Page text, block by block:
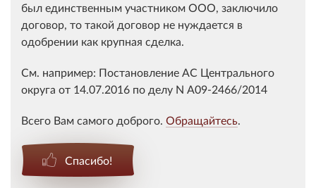
был единственным участником ООО, заключило
договор, то такой договор не нуждается в
одобрении как крупная сделка.
См. например: Постановление АС Центрального
округа от 14.07.2016 по делу N А09-2466/2014
Всего Вам самого доброго. Обращайтесь.
Спасибо!